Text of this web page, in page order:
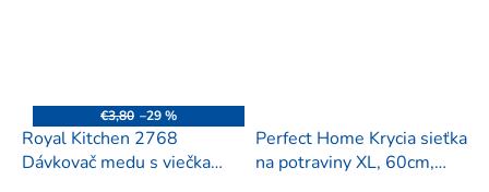
€3,80 –29 %
Royal Kitchen 2768
Dávkovač medu s viečkami
Perfect Home Krycia sieťka
na potraviny XL, 60cm,